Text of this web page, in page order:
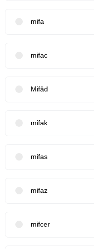
mifa
mifac
Mifâd
mifak
mifas
mifaz
mifcer